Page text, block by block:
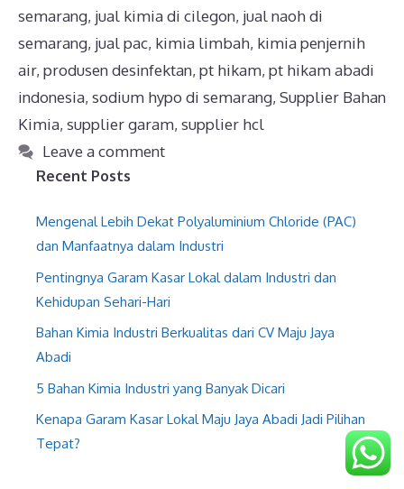
semarang, jual kimia di cilegon, jual naoh di
semarang, jual pac, kimia limbah, kimia penjernih
air, produsen desinfektan, pt hikam, pt hikam abadi
indonesia, sodium hypo di semarang, Supplier Bahan
Kimia, supplier garam, supplier hcl
Leave a comment
Recent Posts
Mengenal Lebih Dekat Polyaluminium Chloride (PAC)
dan Manfaatnya dalam Industri
Pentingnya Garam Kasar Lokal dalam Industri dan
Kehidupan Sehari-Hari
Bahan Kimia Industri Berkualitas dari CV Maju Jaya
Abadi
5 Bahan Kimia Industri yang Banyak Dicari
Kenapa Garam Kasar Lokal Maju Jaya Abadi Jadi Pilihan
Tepat?